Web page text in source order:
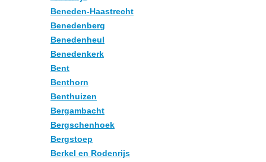
Beneden-Haastrecht
Benedenberg
Benedenheul
Benedenkerk
Bent
Benthorn
Benthuizen
Bergambacht
Bergschenhoek
Bergstoep
Berkel en Rodenrijs